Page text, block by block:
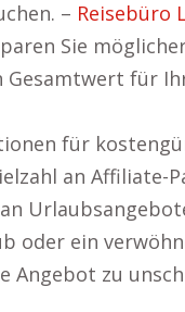
– Reisebüro
Sie
Gesamtwert für
für
an Affiliate-
oder ein
Angebot zu